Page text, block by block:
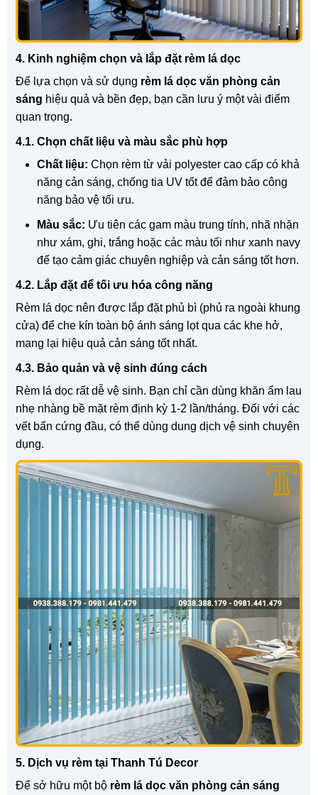
4. Kinh nghiệm chọn và lắp đặt rèm lá dọc
Để lựa chọn và sử dụng rèm lá dọc văn phòng cản
sáng hiệu quả và bền đẹp, bạn cần lưu ý một vài điểm
quan trọng.
4.1. Chọn chất liệu và màu sắc phù hợp
Chất liệu: Chọn rèm từ vải polyester cao cấp có khả
năng cản sáng, chống tia UV tốt để đảm bảo công
năng bảo vệ tối ưu.
Màu sắc: Ưu tiên các gam màu trung tính, nhã nhặn
như xám, ghi, trắng hoặc các màu tối như xanh navy
để tạo cảm giác chuyên nghiệp và cản sáng tốt hơn.
4.2. Lắp đặt để tối ưu hóa công năng
Rèm lá dọc nên được lắp đặt phủ bì (phủ ra ngoài khung
cửa) để che kín toàn bộ ánh sáng lọt qua các khe hở,
mang lại hiệu quả cản sáng tốt nhất.
4.3. Bảo quản và vệ sinh đúng cách
Rèm lá dọc rất dễ vệ sinh. Bạn chỉ cần dùng khăn ẩm lau
nhẹ nhàng bề mặt rèm định kỳ 1-2 lần/tháng. Đối với các
vết bẩn cứng đầu, có thể dùng dung dịch vệ sinh chuyên
dụng.
5. Dịch vụ rèm tại Thanh Tú Decor
Để sở hữu một bộ rèm lá dọc văn phòng cản sáng